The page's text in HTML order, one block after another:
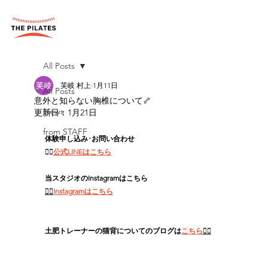
All Posts
News
from STAFF
All Posts
意外と知らない胸椎について🦴
芙岐 村上 1月11日
更新日： 1月21日
体験申し込み･お問い合わせ
👉🏻公式LINEはこちら
当スタジオのInstagramはこちら
👉🏻Instagramはこちら
土肥トレーナーの猫背についてのブログはこちら💁‍♀️